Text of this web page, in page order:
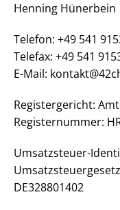
Henning Hünerbein
Telefon: +49 541
Telefax: +49 541
E-Mail:
Registergericht:
Registernummer:
Umsatzsteuer-
DE328801402